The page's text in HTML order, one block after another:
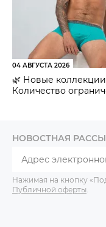
04 АВГУСТА 2026
🌿 Новые
Количество
НОВОСТНАЯ
Нажимая на кнопку
Публичной оферты